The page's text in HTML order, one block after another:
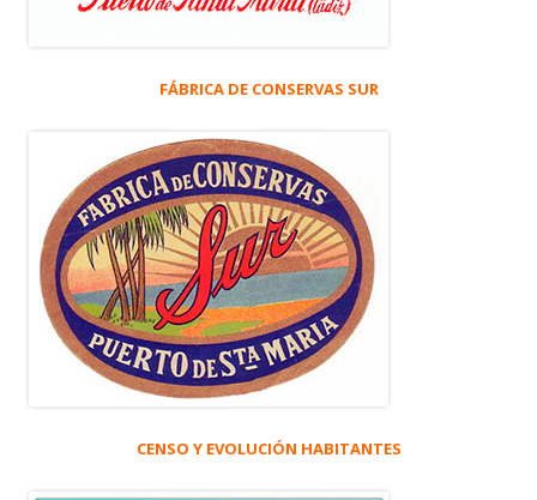
FÁBRICA DE CONSERVAS SUR
CENSO Y EVOLUCIÓN HABITANTES